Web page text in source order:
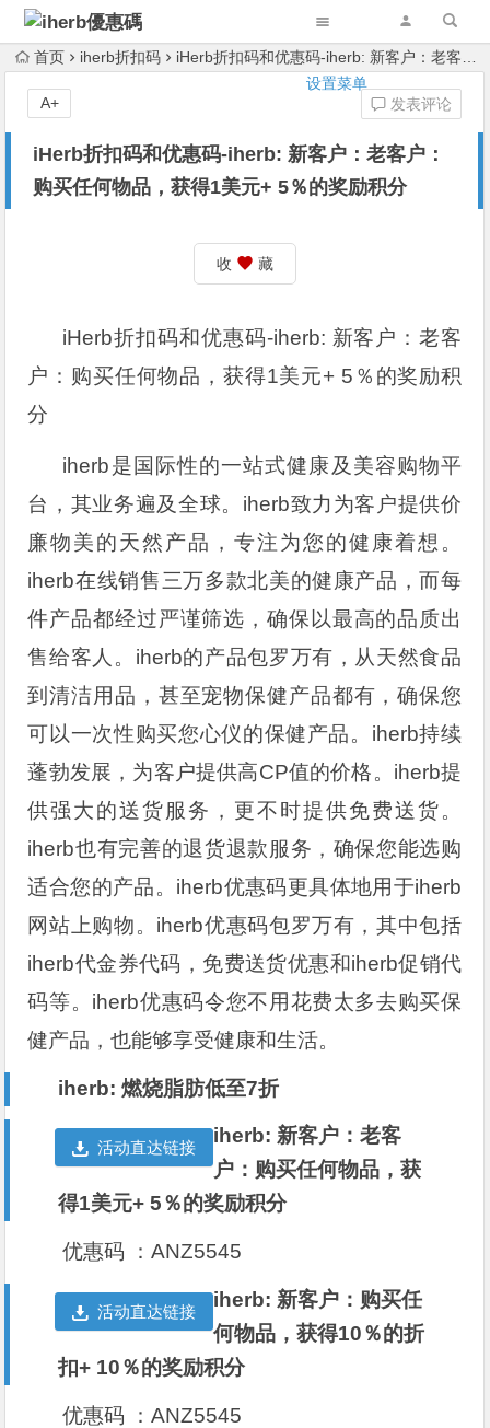
设置菜单
首页 iherb折扣码 iHerb折扣码和优惠码-iherb: 新客户：老客户：购买任何物品，获得1美元+ 5％的奖励积分
iHerb折扣码和优惠码-iherb: 新客户：老客户：
购买任何物品，获得1美元+ 5％的奖励积分
发表评论
A+
收 藏
iHerb折扣码和优惠码-iherb: 新客户：老客
户：购买任何物品，获得1美元+ 5％的奖励积
分
iherb是国际性的一站式健康及美容购物平
台，其业务遍及全球。iherb致力为客户提供价
廉物美的天然产品，专注为您的健康着想。
iherb在线销售三万多款北美的健康产品，而每
件产品都经过严谨筛选，确保以最高的品质出
售给客人。iherb的产品包罗万有，从天然食品
到清洁用品，甚至宠物保健产品都有，确保您
可以一次性购买您心仪的保健产品。iherb持续
蓬勃发展，为客户提供高CP值的价格。iherb提
供强大的送货服务，更不时提供免费送货。
iherb也有完善的退货退款服务，确保您能选购
适合您的产品。iherb优惠码更具体地用于iherb
网站上购物。iherb优惠码包罗万有，其中包括
iherb代金券代码，免费送货优惠和iherb促销代
码等。iherb优惠码令您不用花费太多去购买保
健产品，也能够享受健康和生活。
iherb: 燃烧脂肪低至7折
活动直达链接
iherb: 新客户：老客
户：购买任何物品，获
得1美元+ 5％的奖励积分
优惠码 ：ANZ5545
活动直达链接
iherb: 新客户：购买任
何物品，获得10％的折
扣+ 10％的奖励积分
优惠码 ：ANZ5545